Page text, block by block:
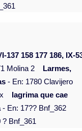
137 158 177 186, IX-
Molina 2
Larmes,
- En: 1780 Clavijero
lagrima que cae
- En: 17?? Bnf_362
? Bnf_361